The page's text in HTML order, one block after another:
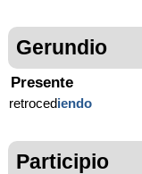
Gerundio
Presente
retrocediendo
Participio